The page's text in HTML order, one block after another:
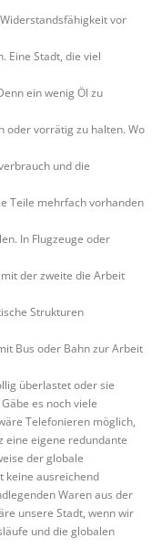
vor
Eine Stadt, die viel
ein wenig Öl zu
oder vorrätig zu halten. Wo
und die
Teile mehrfach vorhanden
In Flugzeuge oder
der zweite die Arbeit
Strukturen
Bus oder Bahn zur Arbeit
überlastet oder sie
es noch viele
Telefonieren möglich,
eine eigene redundante
der globale
keine ausreichend
Waren aus der
unsere Stadt, wenn wir
und die globalen